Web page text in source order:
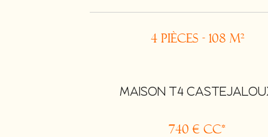
4 pièces - 108 m²
MAISON T4
740 € CC*